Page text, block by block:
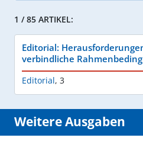
1 / 85 ARTIKEL:
Editorial:
verbindliche
Editorial, 3
Weitere Ausgaben